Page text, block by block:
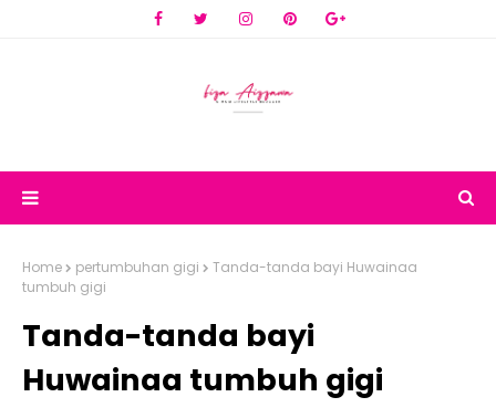
Home pertumbuhan gigi
Tanda-tanda bayi Huwainaa
tumbuh gigi
Tanda-tanda bayi
Huwainaa tumbuh gigi